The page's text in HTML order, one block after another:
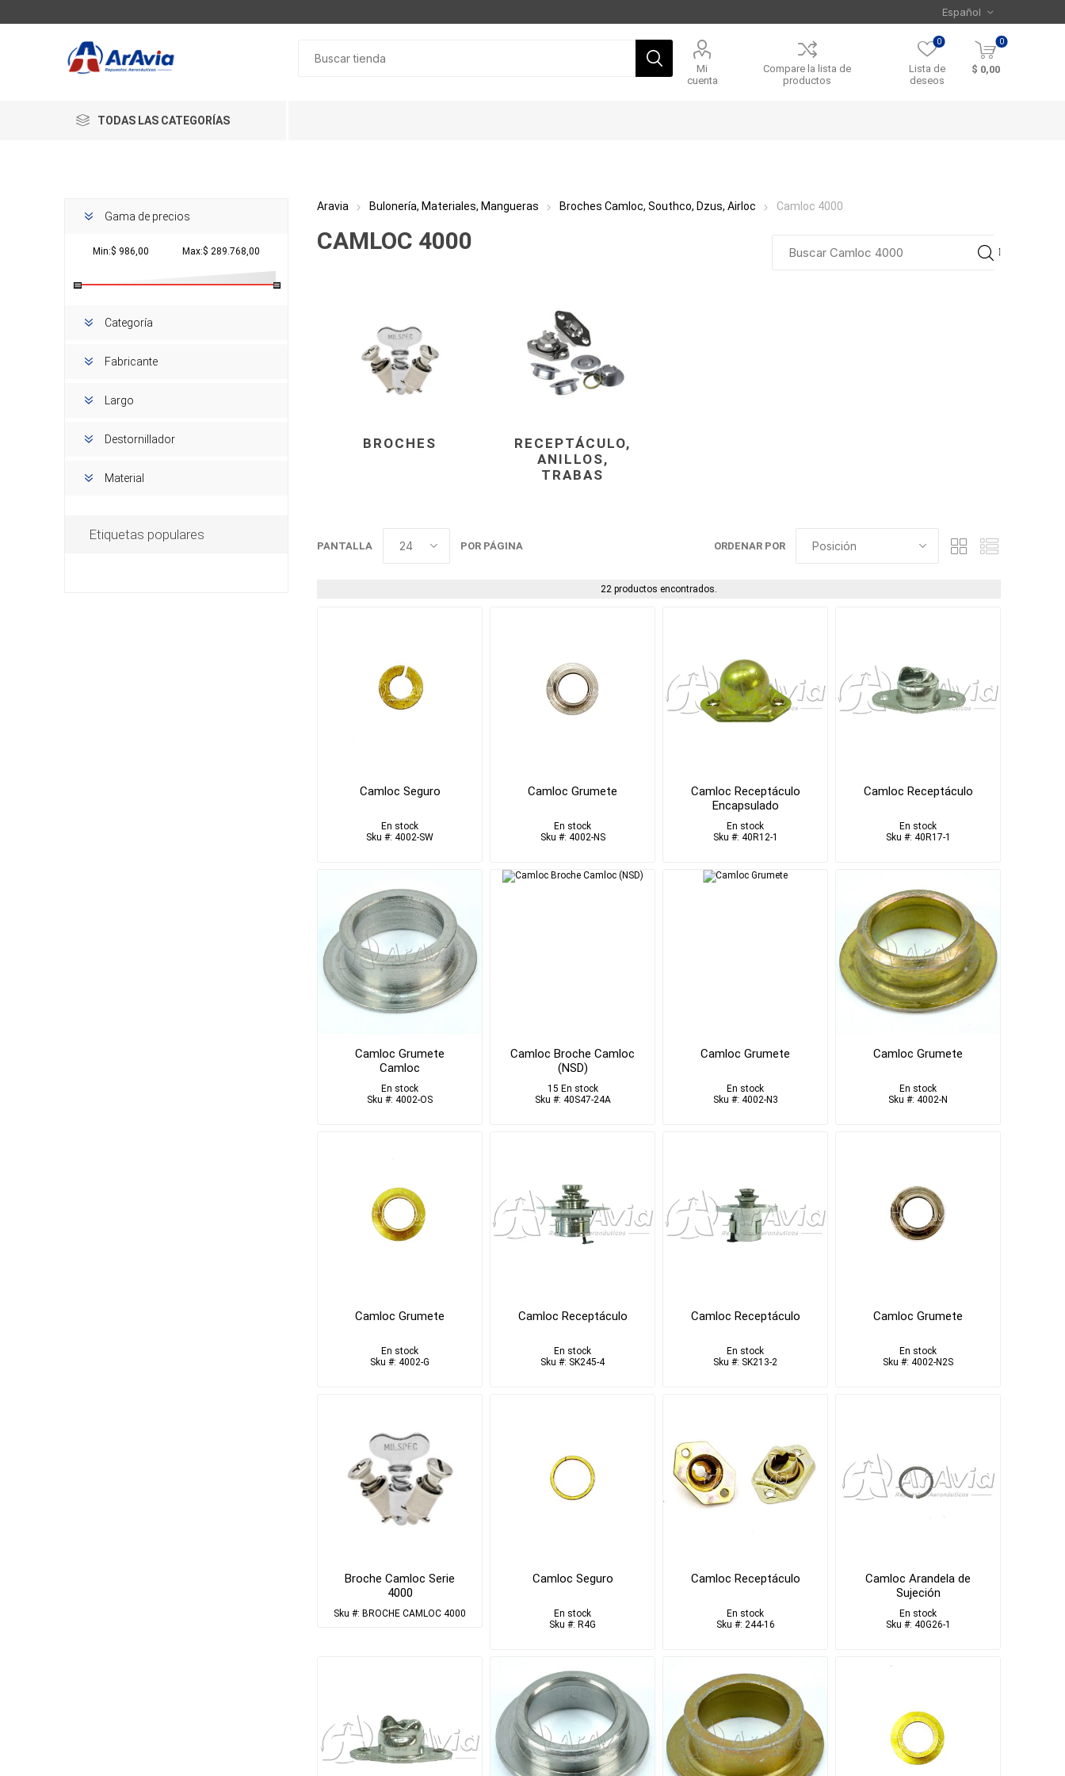
Mi
cuenta
Compare la lista de
productos
Lista de
deseos
0 0
$ 0,00
TODAS LAS CATEGORÍAS
Aravia Bulonería, Materiales, Mangueras Broches Camloc, Southco, Dzus, Airloc Camloc 4000
CAMLOC 4000
BROCHES
RECEPTÁCULO,
ANILLOS,
TRABAS
ORDENAR POR
PANTALLA POR PÁGINA
22 productos encontrados.
Camloc Seguro
En stock
Sku #: 4002-SW
Camloc Grumete
En stock
Sku #: 4002-NS
Camloc Receptáculo
Encapsulado
En stock
Sku #: 40R12-1
Camloc Receptáculo
En stock
Sku #: 40R17-1
Camloc Grumete
Camloc
En stock
Sku #: 4002-OS
Camloc Broche Camloc
(NSD)
15 En stock
Sku #: 40S47-24A
Camloc Grumete
En stock
Sku #: 4002-N3
Camloc Grumete
En stock
Sku #: 4002-N
Camloc Grumete
En stock
Sku #: 4002-G
Camloc Receptáculo
En stock
Sku #: SK245-4
Camloc Receptáculo
En stock
Sku #: SK213-2
Camloc Grumete
En stock
Sku #: 4002-N2S
Broche Camloc Serie
4000
Sku #: BROCHE CAMLOC 4000
Camloc Seguro
En stock
Sku #: R4G
Camloc Receptáculo
En stock
Sku #: 244-16
Camloc Arandela de
Sujeción
En stock
Sku #: 40G26-1
Gama de precios
Min:$ 986,00 Max:$ 289.768,00
Categoría
Fabricante
Largo
Destornillador
Material
Etiquetas populares